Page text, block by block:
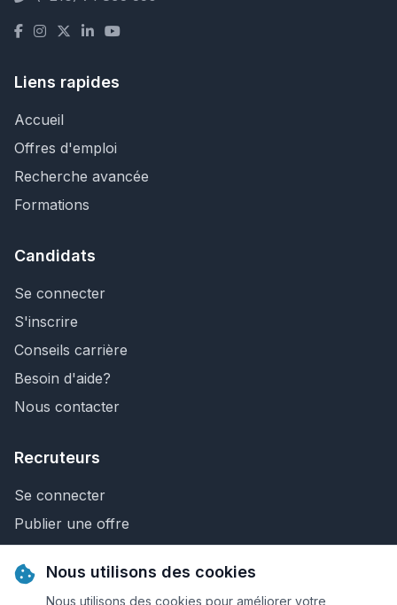
Liens rapides
Accueil
Offres d'emploi
Recherche avancée
Formations
Candidats
Se connecter
S'inscrire
Conseils carrière
Besoin d'aide?
Nous contacter
Recruteurs
Se connecter
Publier une offre
Nous contacter
Nous utilisons des cookies
Nous utilisons des cookies pour améliorer votre